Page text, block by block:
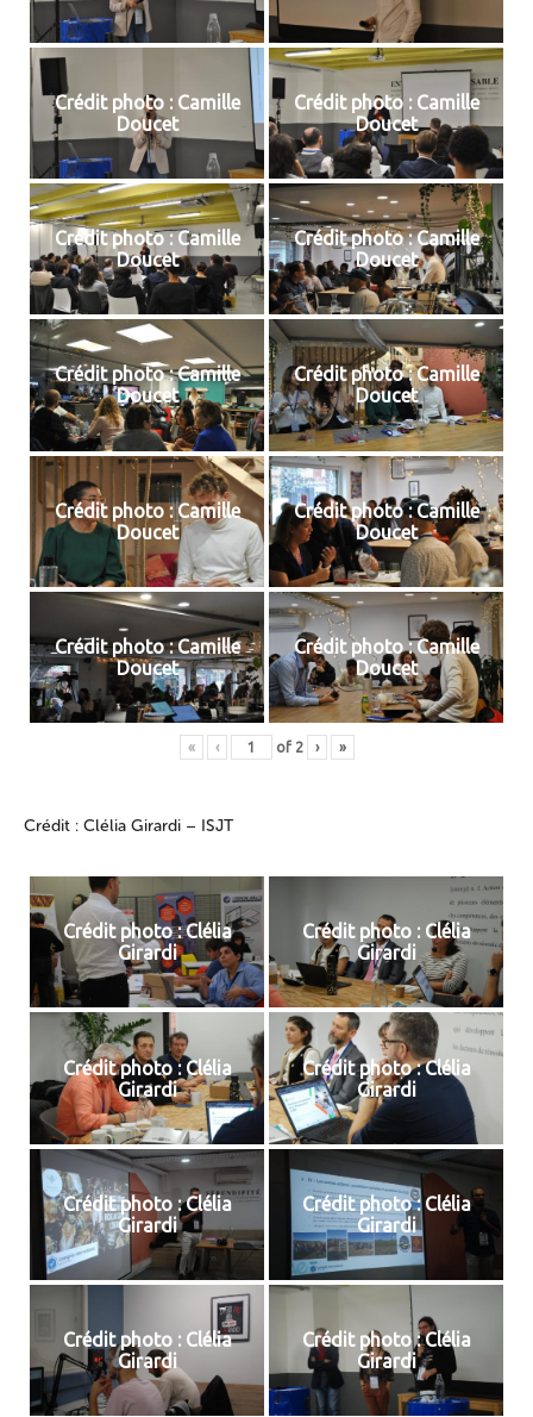
Crédit photo : Camille
Doucet
Crédit photo : Camille
Doucet
Crédit photo : Camille
Doucet
Crédit photo : Camille
Doucet
Crédit photo : Camille
Doucet
Crédit photo : Camille
Doucet
Crédit photo : Camille
Doucet
Crédit photo : Camille
Doucet
Crédit photo : Camille
Doucet
Crédit photo : Camille
Doucet
« ‹ of 2 › »
Crédit : Clélia Girardi – ISJT
Crédit photo : Clélia
Girardi
Crédit photo : Clélia
Girardi
Crédit photo : Clélia
Girardi
Crédit photo : Clélia
Girardi
Crédit photo : Clélia
Girardi
Crédit photo : Clélia
Girardi
Crédit photo : Clélia
Girardi
Crédit photo : Clélia
Girardi